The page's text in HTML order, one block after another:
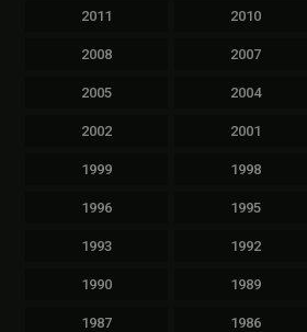
2011 2010
2008 2007
2005 2004
2002 2001
1999 1998
1996 1995
1993 1992
1990 1989
1987 1986